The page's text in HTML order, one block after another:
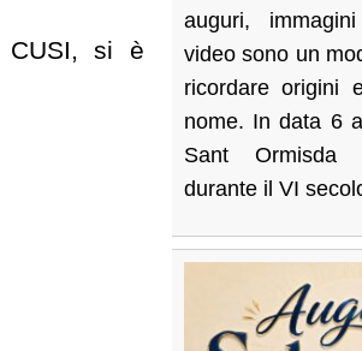
CUSI, si è
auguri,
video sono un
ricordare origini
nome. In data 6
Sant Ormisda
durante il VI